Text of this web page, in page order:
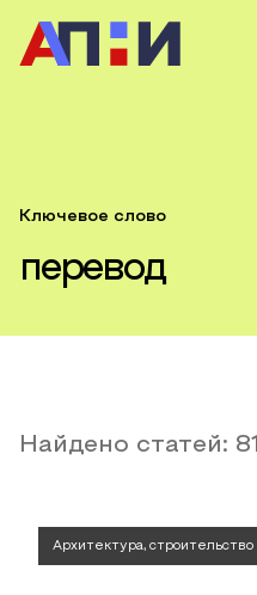
Ключевое слово
перевод
Найдено статей: 81
Архитектура, строительство